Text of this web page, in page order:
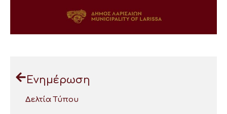
Ενημέρωση
Δελτία Τύπου